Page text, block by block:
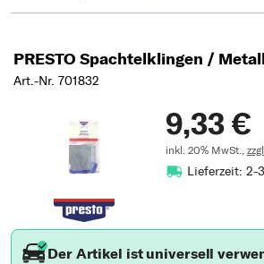
PRESTO Spachtelklingen /
Art.-Nr. 701832
9,33 €
inkl. 20% MwSt.,
Lieferzeit: 2-
Der Artikel ist universell